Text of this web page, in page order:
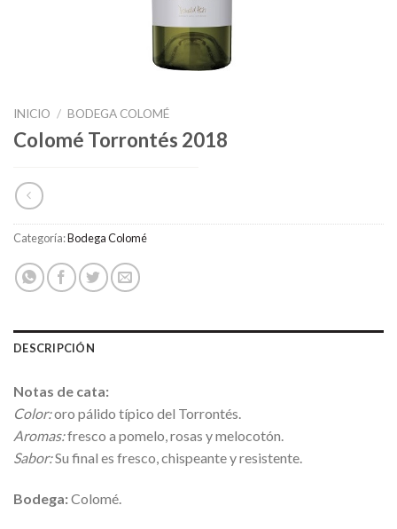
INICIO / BODEGA COLOMÉ
Colomé Torrontés 2018
Categoría:Bodega Colomé
DESCRIPCIÓN
Notas de cata:
Color:oro pálido típico del Torrontés.
Aromas:fresco a pomelo, rosas y melocotón.
Sabor:Su final es fresco, chispeante y resistente.
Bodega:Colomé.